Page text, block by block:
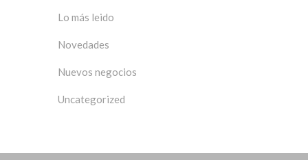
Lo más leido
Novedades
Nuevos negocios
Uncategorized